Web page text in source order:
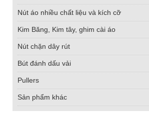
Nút áo nhiều chất liệu và kích cỡ
Kim Băng, Kim tây, ghim cài áo
Nút chặn dây rút
Bút đánh dấu vải
Pullers
Sản phẩm khác